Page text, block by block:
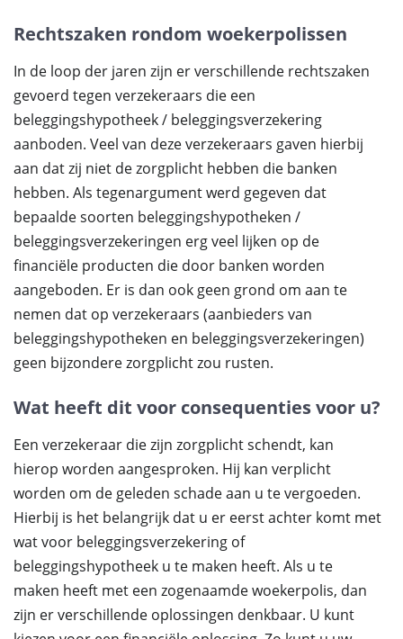
Rechtszaken rondom woekerpolissen
In de loop der jaren zijn er verschillende rechtszaken
gevoerd tegen verzekeraars die een
beleggingshypotheek / beleggingsverzekering
aanboden. Veel van deze verzekeraars gaven hierbij
aan dat zij niet de zorgplicht hebben die banken
hebben. Als tegenargument werd gegeven dat
bepaalde soorten beleggingshypotheken /
beleggingsverzekeringen erg veel lijken op de
financiële producten die door banken worden
aangeboden. Er is dan ook geen grond om aan te
nemen dat op verzekeraars (aanbieders van
beleggingshypotheken en beleggingsverzekeringen)
geen bijzondere zorgplicht zou rusten.
Wat heeft dit voor consequenties voor u?
Een verzekeraar die zijn zorgplicht schendt, kan
hierop worden aangesproken. Hij kan verplicht
worden om de geleden schade aan u te vergoeden.
Hierbij is het belangrijk dat u er eerst achter komt met
wat voor beleggingsverzekering of
beleggingshypotheek u te maken heeft. Als u te
maken heeft met een zogenaamde woekerpolis, dan
zijn er verschillende oplossingen denkbaar. U kunt